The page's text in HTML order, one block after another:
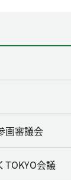
画審議会
TOKYO会議